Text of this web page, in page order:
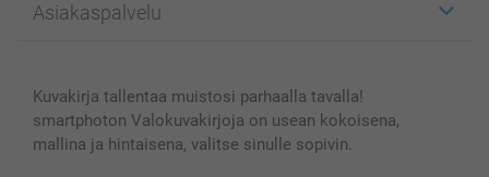
Kuvakirjat
Kännykkä & Tabletti
MyNameBook
Affiliate ohjelma
Sivukartta
Ehdot/takuut
Asiakaspalvelu
smartbonus
Hinnat & maksutavat
Kuvakirja tallentaa muistosi parhaalla tavalla!
smartphoton Valokuvakirjoja on usean kokoisena,
mallina ja hintaisena, valitse sinulle sopivin.